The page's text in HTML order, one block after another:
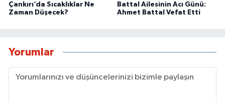
Çankırı’da Sıcaklıklar Ne
Zaman Düşecek?
Battal Ailesinin Acı Günü:
Ahmet Battal Vefat Etti
Yorumlar